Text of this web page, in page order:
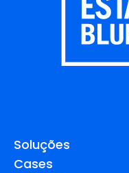
Soluções
Cases